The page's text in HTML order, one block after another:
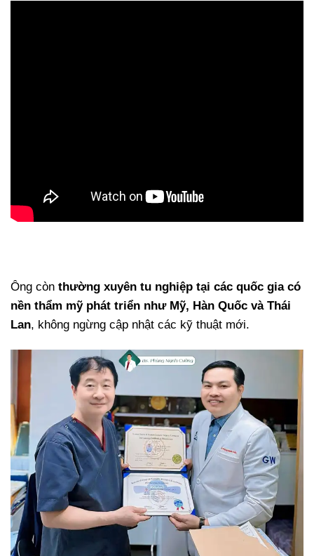
Ông còn thường xuyên tu nghiệp tại các quốc gia có
nền thẩm mỹ phát triển như Mỹ, Hàn Quốc và Thái
Lan, không ngừng cập nhật các kỹ thuật mới.